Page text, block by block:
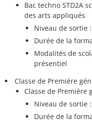
Bac techno STD2A
des arts appliqués
Niveau de sortie
Durée de la
Modalités de
présentiel
Classe de Première
Classe de Première
Niveau de sortie
Durée de la